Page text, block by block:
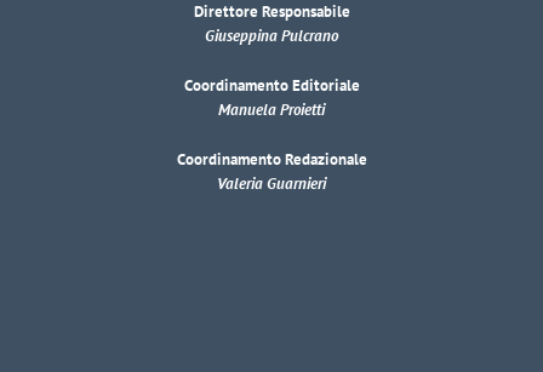
Direttore Responsabile
Giuseppina Pulcrano
Coordinamento Editoriale
Manuela Proietti
Coordinamento Redazionale
Valeria Guarnieri